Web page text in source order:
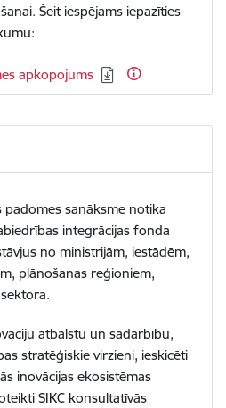
Šeit iespējams iepazīties
apkopojums
padomes sanāksme notika
integrācijas fonda
no ministrijām, iestādēm,
plānošanas reģioniem,
atbalstu un sadarbību,
stratēģiskie virzieni, ieskicēti
inovācijas ekosistēmas
SIKC konsultatīvās